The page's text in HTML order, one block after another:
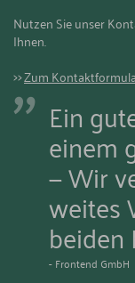
Nutzen Sie unser
Ihnen.
Zum
Quote:
Ein
einem
— Wir
weites
beiden
- Frontend GmbH